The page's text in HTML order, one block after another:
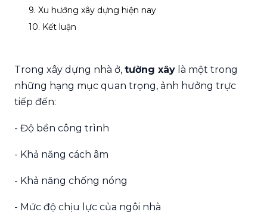
9. Xu hướng xây dựng hiện nay
10. Kết luận
Trong xây dựng nhà ở, tường xây là một trong
những hạng mục quan trọng, ảnh hưởng trực
tiếp đến:
- Độ bền công trình
- Khả năng cách âm
- Khả năng chống nóng
- Mức độ chịu lực của ngôi nhà